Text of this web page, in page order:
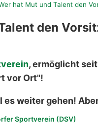
hat Mut und Talent den
den
, ermöglicht
vor Ort"!
es weiter gehen!
Sportverein (DSV)